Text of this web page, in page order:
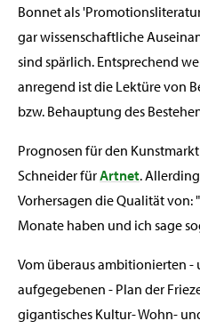
Bonnet als
gar wissenschaftliche
sind spärlich. Entsprechend
anregend ist die Lektüre von
bzw. Behauptung des
Prognosen für den
Schneider fürArtnet.
Vorhersagen die Qualität von:
Monate haben und ich sage
Vom überaus ambitionierten -
aufgegebenen - Plan der
gigantisches Kultur- Wohn-